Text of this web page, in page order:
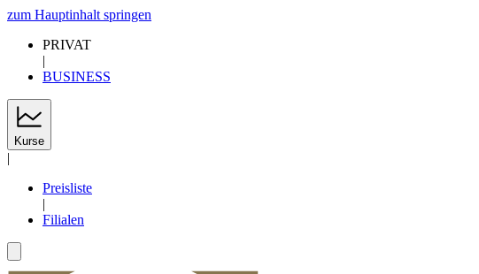
zum Hauptinhalt springen
PRIVAT
|
BUSINESS
Kurse
|
Preisliste
|
Filialen